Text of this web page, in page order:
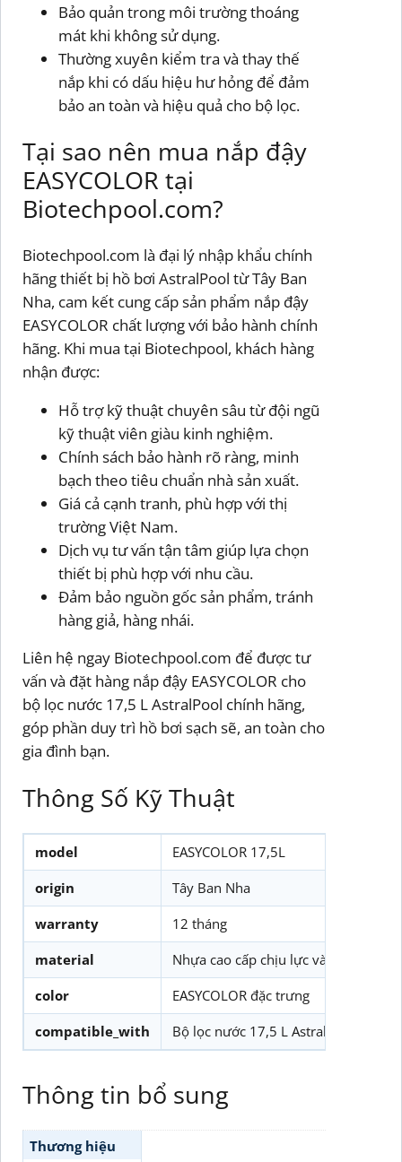
Bảo quản trong môi trường thoáng
mát khi không sử dụng.
Thường xuyên kiểm tra và thay thế
nắp khi có dấu hiệu hư hỏng để đảm
bảo an toàn và hiệu quả cho bộ lọc.
Tại sao nên mua nắp đậy
EASYCOLOR tại
Biotechpool.com?
Biotechpool.com là đại lý nhập khẩu chính
hãng thiết bị hồ bơi AstralPool từ Tây Ban
Nha, cam kết cung cấp sản phẩm nắp đậy
EASYCOLOR chất lượng với bảo hành chính
hãng. Khi mua tại Biotechpool, khách hàng
nhận được:
Hỗ trợ kỹ thuật chuyên sâu từ đội ngũ
kỹ thuật viên giàu kinh nghiệm.
Chính sách bảo hành rõ ràng, minh
bạch theo tiêu chuẩn nhà sản xuất.
Giá cả cạnh tranh, phù hợp với thị
trường Việt Nam.
Dịch vụ tư vấn tận tâm giúp lựa chọn
thiết bị phù hợp với nhu cầu.
Đảm bảo nguồn gốc sản phẩm, tránh
hàng giả, hàng nhái.
Liên hệ ngay Biotechpool.com để được tư
vấn và đặt hàng nắp đậy EASYCOLOR cho
bộ lọc nước 17,5 L AstralPool chính hãng,
góp phần duy trì hồ bơi sạch sẽ, an toàn cho
gia đình bạn.
Thông Số Kỹ Thuật
model EASYCOLOR 17,5L
origin Tây Ban Nha
warranty 12 tháng
material Nhựa cao cấp chịu lực và chịu nhiệt
color EASYCOLOR đặc trưng
compatible_with Bộ lọc nước 17,5 L AstralPool
Thông tin bổ sung
Thương hiệu